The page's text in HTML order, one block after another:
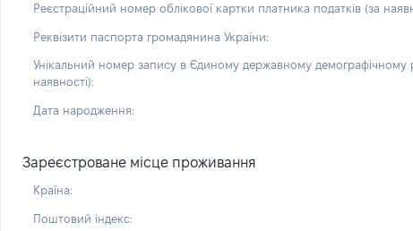
Реєстраційний номер облікової картки платника податків (за
Реквізити паспорта громадянина України:
Унікальний номер запису в Єдиному державному демографічному
наявності):
Дата народження:
Зареєстроване місце проживання
Країна:
Поштовий індекс: